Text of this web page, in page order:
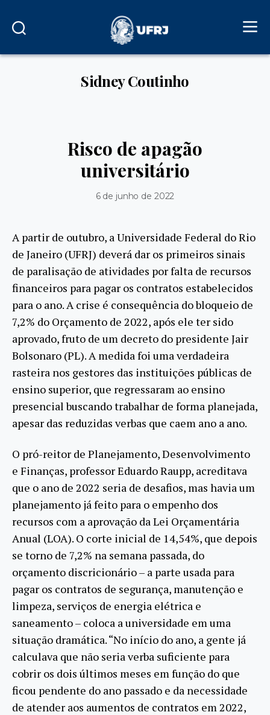
Sidney Coutinho
Risco de apagão
universitário
6 de junho de 2022
A partir de outubro, a Universidade Federal do Rio
de Janeiro (UFRJ) deverá dar os primeiros sinais
de paralisação de atividades por falta de recursos
financeiros para pagar os contratos estabelecidos
para o ano. A crise é consequência do bloqueio de
7,2% do Orçamento de 2022, após ele ter sido
aprovado, fruto de um decreto do presidente Jair
Bolsonaro (PL). A medida foi uma verdadeira
rasteira nos gestores das instituições públicas de
ensino superior, que regressaram ao ensino
presencial buscando trabalhar de forma planejada,
apesar das reduzidas verbas que caem ano a ano.
O pró-reitor de Planejamento, Desenvolvimento
e Finanças, professor Eduardo Raupp, acreditava
que o ano de 2022 seria de desafios, mas havia um
planejamento já feito para o empenho dos
recursos com a aprovação da Lei Orçamentária
Anual (LOA). O corte inicial de 14,54%, que depois
se torno de 7,2% na semana passada, do
orçamento discricionário – a parte usada para
pagar os contratos de segurança, manutenção e
limpeza, serviços de energia elétrica e
saneamento – coloca a universidade em uma
situação dramática. “No início do ano, a gente já
calculava que não seria verba suficiente para
cobrir os dois últimos meses em função do que
ficou pendente do ano passado e da necessidade
de atender aos aumentos de contratos em 2022,